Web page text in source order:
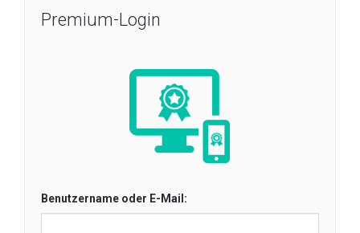
Premium-Login
Benutzername oder E-Mail: